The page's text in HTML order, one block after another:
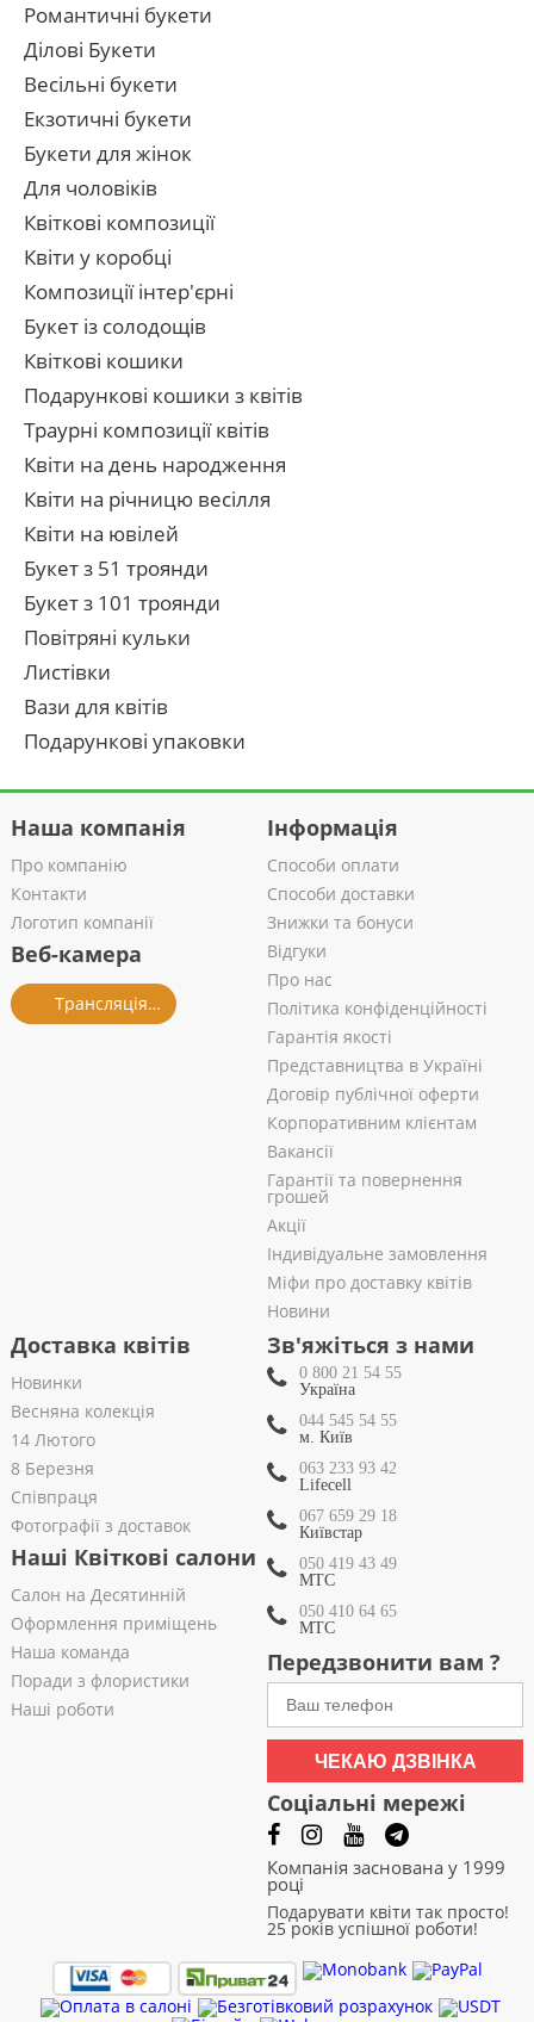
Романтичні букети
Ділові Букети
Весільні букети
Екзотичні букети
Букети для жінок
Для чоловіків
Квіткові композиції
Квіти у коробці
Композиції інтер'єрні
Букет із солодощів
Квіткові кошики
Подарункові кошики з квітів
Траурні композиції квітів
Квіти на день народження
Квіти на річницю весілля
Квіти на ювілей
Букет з 51 троянди
Букет з 101 троянди
Повітряні кульки
Листівки
Вази для квітів
Подарункові упаковки
Наша компанія
Про компанію
Контакти
Логотип компанії
Веб-камера
Трансляція із салону
Інформація
Способи оплати
Способи доставки
Знижки та бонуси
Відгуки
Про нас
Політика конфіденційності
Гарантія якості
Представництва в Україні
Договір публічної оферти
Корпоративним клієнтам
Вакансії
Гарантії та повернення
грошей
Акції
Індивідуальне замовлення
Міфи про доставку квітів
Новини
Доставка квітів
Новинки
Весняна колекція
14 Лютого
8 Березня
Співпраця
Фотографії з доставок
Наші Квіткові салони
Салон на Десятинній
Оформлення приміщень
Наша команда
Поради з флористики
Наші роботи
Зв'яжіться з нами
0 800 21 54 55
Україна
044 545 54 55
м. Київ
063 233 93 42
Lifecell
067 659 29 18
Київстар
050 419 43 49
МТС
050 410 64 65
МТС
Передзвонити вам ?
ЧЕКАЮ ДЗВІНКА
Соціальні мережі
Компанія заснована у 1999
році
Подарувати квіти так просто!
25 років успішної роботи!